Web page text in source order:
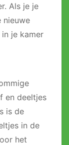
Als je je
nieuwe
je kamer
en deeltjes
is de
in de
het